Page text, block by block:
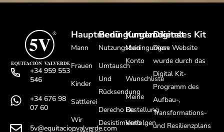
+34 959 553
546
+34 676 98
07 60
5v@equitacionvalverde.com
Hauptmenü
Mann
Frauen
Kinder
Sattlerei
Wir
Bedingungen
Nutzungsbedingungen
Umtausch
Und
Rücksendung
Derecho De
Desistimiento
Kundendienst
Mein
Konto
Wunschliste
Meine
Bestellung
Verfolgen
Digitales Kit
Diese Website
wurde durch das
Digital Kit-
Programm des
Aufbau-,
Transformations-
und Resilienzplans